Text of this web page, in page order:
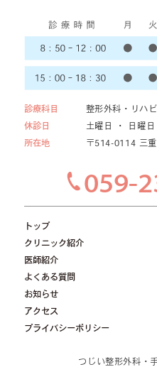
診療科目
整形外科・リハ
休診日
土曜日 ・ 日曜日
所在地
〒514-0114 三
059-
トップ
クリニック紹介
医師紹介
よくある質問
お知らせ
アクセス
プライバシーポリシー
つじい整形外科・